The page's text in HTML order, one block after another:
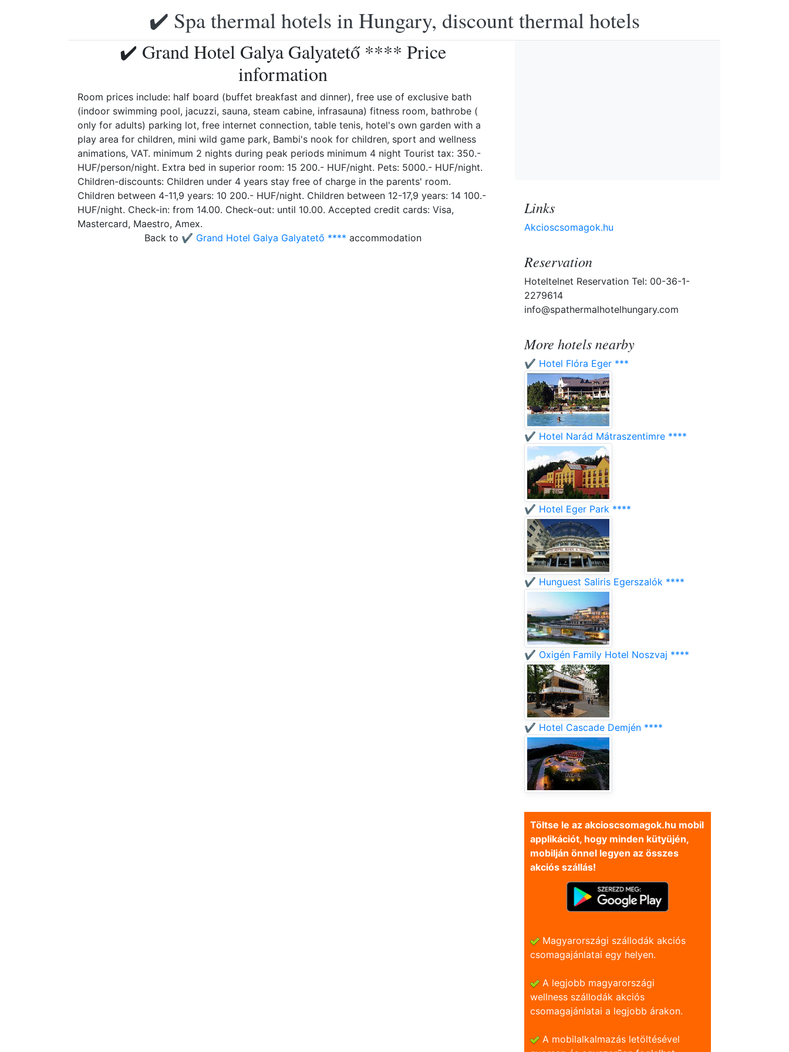
✔️ Spa thermal hotels in Hungary, discount thermal hotels
✔️ Grand Hotel Galya Galyatető **** Price
information
Room prices include: half board (buffet breakfast and dinner), free use of exclusive bath
(indoor swimming pool, jacuzzi, sauna, steam cabine, infrasauna) fitness room, bathrobe (
only for adults) parking lot, free internet connection, table tenis, hotel's own garden with a
play area for children, mini wild game park, Bambi's nook for children, sport and wellness
animations, VAT. minimum 2 nights during peak periods minimum 4 night Tourist tax: 350.-
HUF/person/night. Extra bed in superior room: 15 200.- HUF/night. Pets: 5000.- HUF/night.
Children-discounts: Children under 4 years stay free of charge in the parents' room.
Children between 4-11,9 years: 10 200.- HUF/night. Children between 12-17,9 years: 14 100.-
HUF/night. Check-in: from 14.00. Check-out: until 10.00. Accepted credit cards: Visa,
Mastercard, Maestro, Amex.
Back to ✔️ Grand Hotel Galya Galyatető **** accommodation
Links
Akcioscsomagok.hu
Reservation
Hoteltelnet Reservation Tel: 00-36-1-
2279614
info@spathermalhotelhungary.com
More hotels nearby
✔️ Hotel Flóra Eger ***
✔️ Hotel Narád Mátraszentimre ****
✔️ Hotel Eger Park ****
✔️ Hunguest Saliris Egerszalók ****
✔️ Oxigén Family Hotel Noszvaj ****
✔️ Hotel Cascade Demjén ****
Töltse le az akcioscsomagok.hu mobil
applikációt, hogy minden kütyüjén,
mobilján önnel legyen az összes
akciós szállás!
Magyarországi szállodák akciós
csomagajánlatai egy helyen.
A legjobb magyarországi
wellness szállodák akciós
csomagajánlatai a legjobb árakon.
A mobilalkalmazás letöltésével